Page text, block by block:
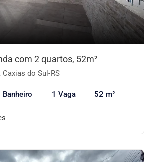
com 2 quartos, 52m²
do Sul-RS
Banheiro 1 Vaga 52 m²